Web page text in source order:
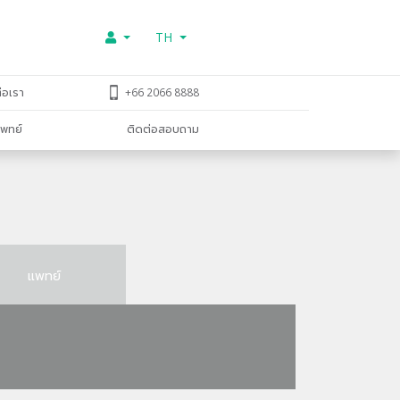
TH
เรา +66 2066 8888
ทย์ ติดต่อสอบถาม
แพทย์